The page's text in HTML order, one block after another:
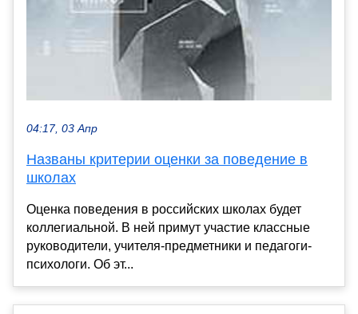
04:17, 03 Апр
Названы критерии оценки за поведение в
школах
Оценка поведения в российских школах будет
коллегиальной. В ней примут участие классные
руководители, учителя-предметники и педагоги-
психологи. Об эт...